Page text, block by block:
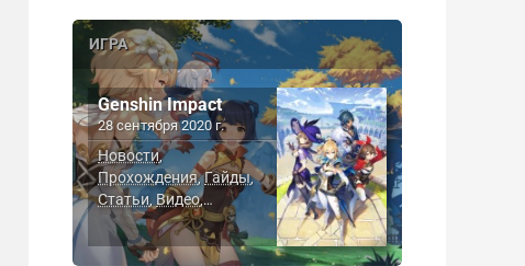
ИГРА
Genshin Impact
28 сентября 2020 г.
Новости,
Прохождения,Гайды,
Статьи, Видео,
Скриншоты